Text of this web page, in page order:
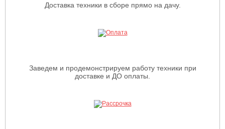
Доставка техники в сборе прямо на дачу.
Заведем и продемонстрируем работу техники при
доставке и ДО оплаты.